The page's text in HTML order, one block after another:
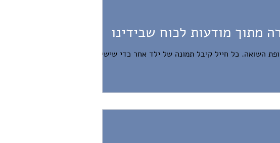
מתוך מודעות לכוח שבידינו
השואה. כל חייל קיבל תמונה של ילד אחר כדי שישים בתוך